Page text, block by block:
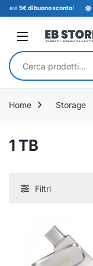
ricevi 5€ di buono sconto!
Open
Cerca:
Home Storage
1 TB
Filtri